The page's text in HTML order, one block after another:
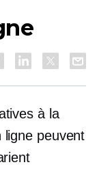
à la
ligne peuvent